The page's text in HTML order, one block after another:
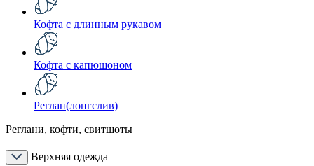
Кофта с длинным рукавом
Кофта с капюшоном
Реглан(лонгслив)
Реглани, кофти, свитшоты
Верхняя одежда